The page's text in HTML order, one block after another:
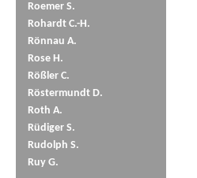
Roemer S.
Rohardt C.-H.
Rönnau A.
Rose H.
Rößler C.
Röstermundt D.
Roth A.
Rüdiger S.
Rudolph S.
Ruy G.